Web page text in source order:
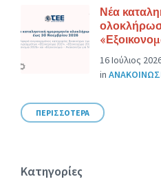
Νέα
16 Ιούλιος
in
ΠΕΡΙΣΣΟΤΕΡΑ
Κατηγορίες